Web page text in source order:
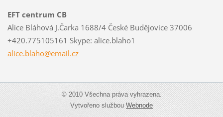
EFT centrum CB
Alice Bláhová J.Čarka 1688/4 České Budějovice 37006
+420.775105161 Skype: alice.blaho1
alice.blaho@email.cz
© 2010 Všechna práva vyhrazena.
Vytvořeno službouWebnode